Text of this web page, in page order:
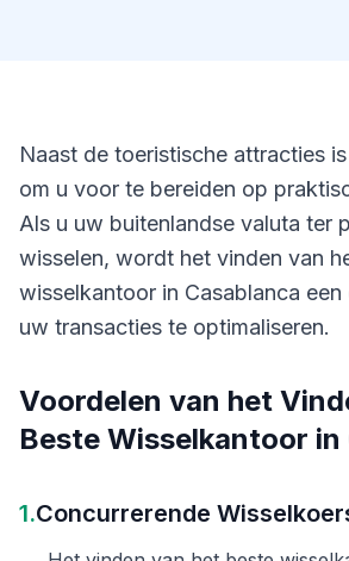
Naast de toeristische attracties
om u voor te bereiden op
Als u uw buitenlandse valuta ter
wisselen, wordt het vinden van
wisselkantoor in Casablanca
uw transacties te optimaliseren.
Voordelen van het
Beste Wisselkantoor in
1.Concurrerende